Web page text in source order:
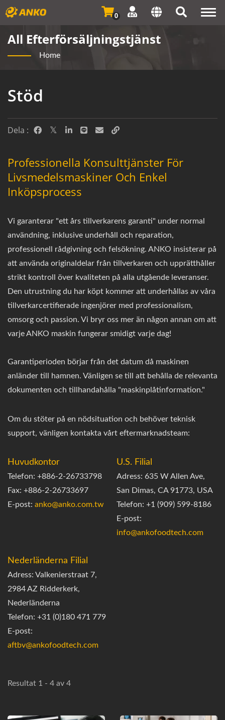
0
All Efterförsäljningstjänst
Home
Stöd
Dela :
Professionella Konsulttjänster För
Livsmedelsmaskiner Och Enkel
Inköpsprocess
Vi garanterar "ett års tillverkarens garanti" under normal
användning, inklusive underhåll och reparation,
professionell rådgivning och felsökning. ANKO insisterar på
att använda originaldelar från tillverkaren och upprätthåller
strikt kontroll över kvaliteten på alla utgående leveranser.
Den utrustning du har köpt kommer att underhållas av våra
tillverkarcertifierade ingenjörer med professionalism,
omsorg och passion. Vi bryr oss mer än någon annan om att
varje ANKO maskin fungerar smidigt varje dag!
Garantiperioden börjar från det datum då maskinen
anländer till hamnen. Vänligen se till att behålla de relevanta
dokumenten och tillhandahålla "maskinplåtinformation."
Om du stöter på en nödsituation och behöver teknisk
support, vänligen kontakta vårt eftermarknadsteam:
Huvudkontor
Telefon: +886-2-26733798
Fax: +886-2-26733697
E-post: anko@anko.com.tw
U.S. Filial
Adress: 635 W Allen Ave,
San Dimas, CA 91773, USA
Telefon: +1 (909) 599-8186
E-post:
info@ankofoodtech.com
Nederländerna Filial
Adress: Valkenierstraat 7,
2984 AZ Ridderkerk,
Nederländerna
Telefon: +31 (0)180 471 779
E-post:
aftbv@ankofoodtech.com​
Resultat 1 - 4 av 4